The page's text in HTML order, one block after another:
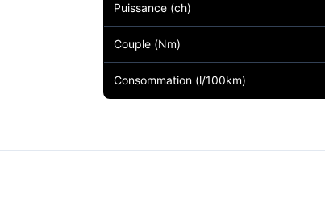
Puissance (ch)
Couple (Nm)
Consommation (l/100km)